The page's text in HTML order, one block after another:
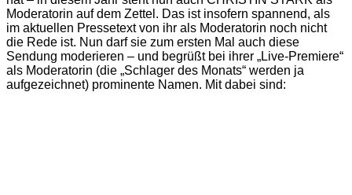
Moderatorin auf dem Zettel. Das ist insofern spannend, als
im aktuellen Pressetext von ihr als Moderatorin noch nicht
die Rede ist. Nun darf sie zum ersten Mal auch diese
Sendung moderieren – und begrüßt bei ihrer „Live-Premiere“
als Moderatorin (die „Schlager des Monats“ werden ja
aufgezeichnet) prominente Namen. Mit dabei sind: